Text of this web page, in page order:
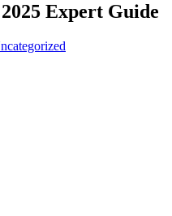
Expert Guide